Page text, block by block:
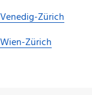
Zürich
Zürich